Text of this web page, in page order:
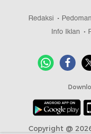
Redaksi
Info Iklan
Copyright @